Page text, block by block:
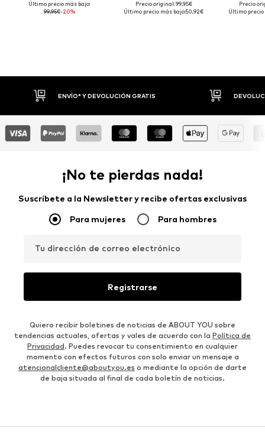
Último precio más bajo:
99,95€-20%
Precio original: 99,95€
Último precio más bajo:50,92€
Precio
Último precio
DEVOLUCIONES HASTA 30 DÍAS
¡No te pierdas nada!
Suscríbete a la Newsletter y recibe ofertas exclusivas
Para mujeres Para hombres
Tu dirección de correo electrónico
Registrarse
Quiero recibir boletines de noticias de ABOUT YOU sobre
tendencias actuales, ofertas y vales de acuerdo con la Política de
Privacidad. Puedes revocar tu consentimiento en cualquier
momento con efectos futuros con solo enviar un mensaje a
atencionalcliente@aboutyou.es o mediante la opción de darte
de baja situada al final de cada boletín de noticias.